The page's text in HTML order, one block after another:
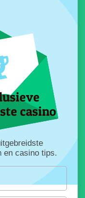
casino
en casino tips.